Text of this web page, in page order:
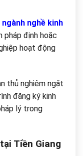
ngành nghề kinh
pháp định hoặc
hoạt động
thủ nghiêm ngặt
đăng ký kinh
lý trong
Tiền Giang